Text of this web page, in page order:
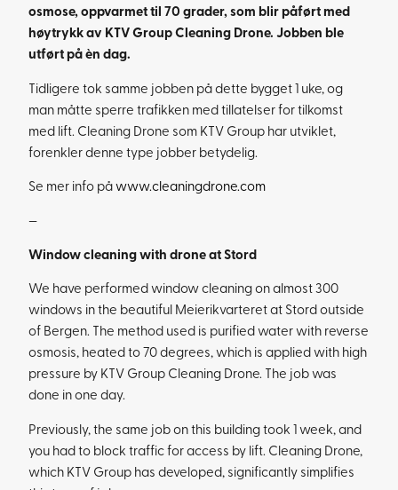
osmose, oppvarmet til 70 grader, som blir påført med
høytrykk av KTV Group Cleaning Drone. Jobben ble
utført på èn dag.
Tidligere tok samme jobben på dette bygget 1 uke, og
man måtte sperre trafikken med tillatelser for tilkomst
med lift. Cleaning Drone som KTV Group har utviklet,
forenkler denne type jobber betydelig.
Se mer info påwww.cleaningdrone.com
—
Window cleaning with drone at Stord
We have performed window cleaning on almost 300
windows in the beautiful Meierikvarteret at Stord outside
of Bergen. The method used is purified water with reverse
osmosis, heated to 70 degrees, which is applied with high
pressure by KTV Group Cleaning Drone. The job was
done in one day.
Previously, the same job on this building took 1 week, and
you had to block traffic for access by lift. Cleaning Drone,
which KTV Group has developed, significantly simplifies